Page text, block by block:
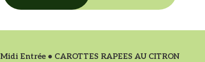
Midi Entrée • CAROTTES RAPEES AU CITRON